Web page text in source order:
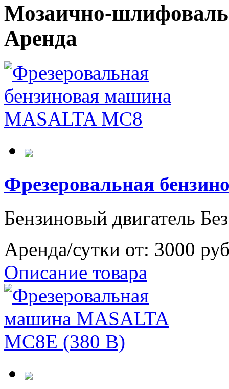
Мозаично-
Аренда
Фрезеровальная
Бензиновый двигатель
Аренда/сутки от: 3000
Описание товара